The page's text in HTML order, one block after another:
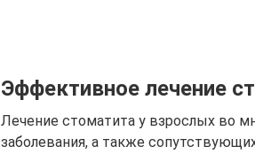
Эффективное лечение
Лечение стоматита у взрослых во
заболевания, а также